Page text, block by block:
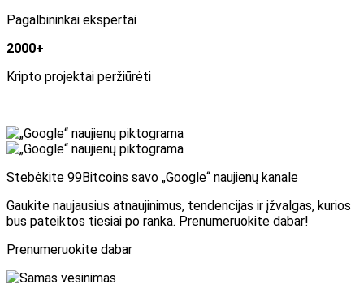
Pagalbininkai ekspertai
2000+
Kripto projektai peržiūrėti
Stebėkite 99Bitcoins savo „Google“ naujienų kanale
Gaukite naujausius atnaujinimus, tendencijas ir įžvalgas, kurios
bus pateiktos tiesiai po ranka. Prenumeruokite dabar!
Prenumeruokite dabar